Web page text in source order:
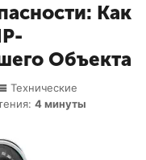
Как
Объекта
Технические
4 минуты